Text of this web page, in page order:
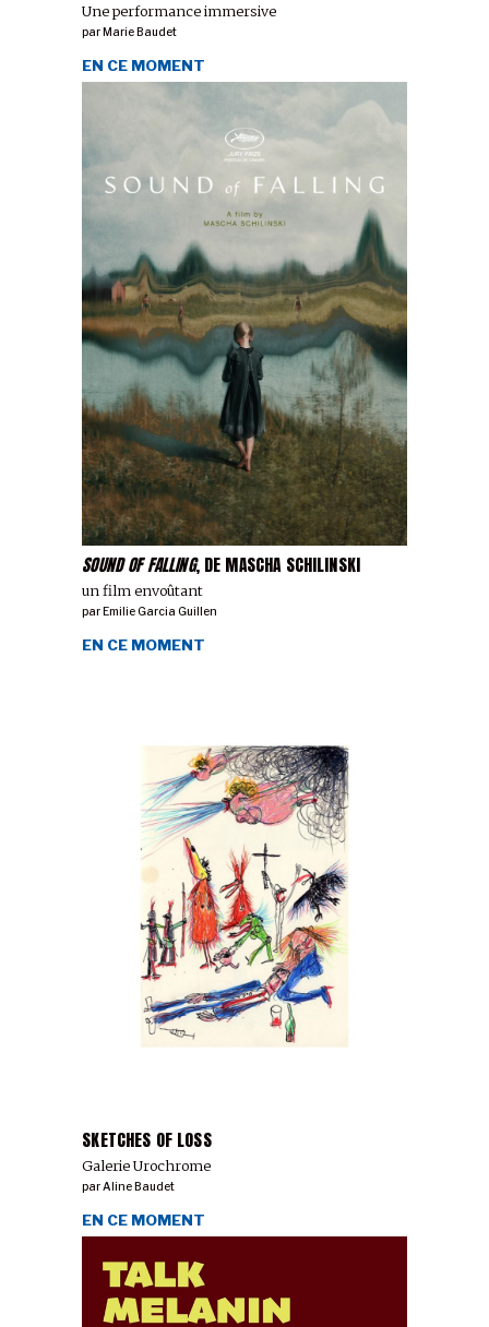
Une performance immersive
par Marie Baudet
SOUND OF FALLING, DE MASCHA SCHILINSKI
un film envoûtant
EN CE MOMENT
par Emilie Garcia Guillen
SKETCHES OF LOSS
Galerie Urochrome
EN CE MOMENT
parAline Baudet
EN CE MOMENT